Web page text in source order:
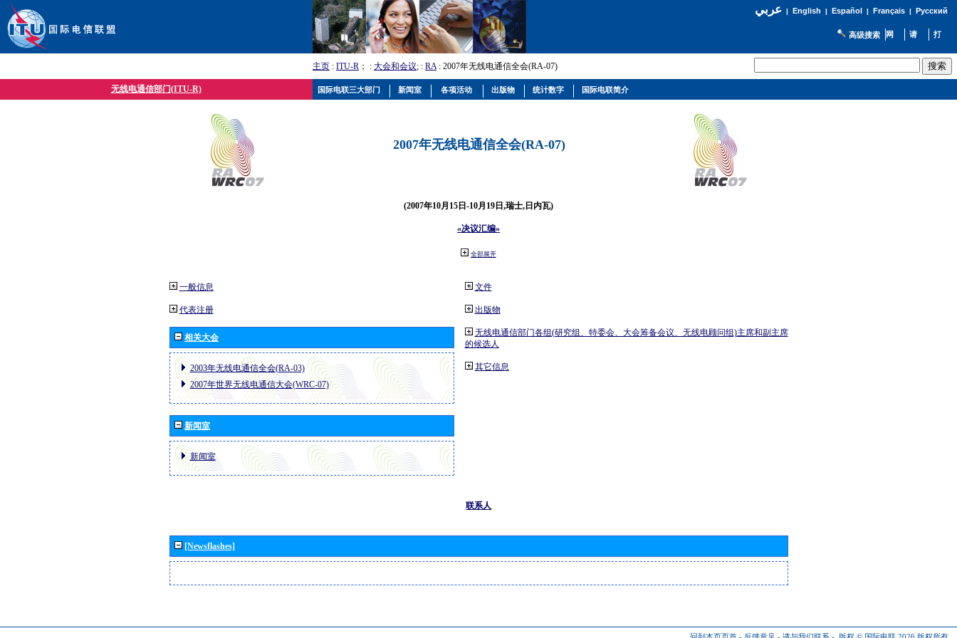
عربي| English | Español | Français| Русский
高级搜索
主页 : ITU-R ； : 大会和会议; : RA: 2007年无线电通信全会(RA-07)
无线电通信部门(ITU-R)
2007年无线电通信全会(RA-07)
(2007年10月15日-10月19日,瑞士,日内瓦)
«决议汇编»
全部展开
一般信息
代表注册
相关大会
2003年无线电通信全会(RA-03)
2007年世界无线电通信大会(WRC-07)
新闻室
新闻室
文件
出版物
无线电通信部门各组(研究组、特委会、大会筹备会议、无线电顾问组)主席和副主席
的候选人
其它信息
联系人
[Newsflashes]
国际电联三大部门 新闻室 各项活动 出版物 统计数字 国际电联简介